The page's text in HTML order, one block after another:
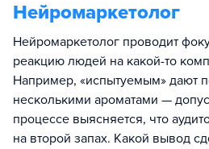
Нейромаркетолог
Нейромаркетолог проводит
реакцию людей на какой-то
Например, «испытуемым» дают
несколькими ароматами —
процессе выясняется, что
на второй запах. Какой вывод